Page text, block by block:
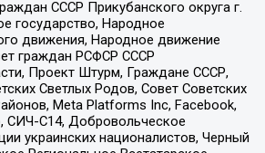
СССР Прикубанского округа г.
государство, Народное
движения, Народное движение
граждан РСФСР СССР
Проект Штурм, Граждане СССР,
Светлых Родов, Совет Советских
Meta Platforms Inc, Facebook,
СИЧ-С14, Добровольческое
украинских националистов, Черный